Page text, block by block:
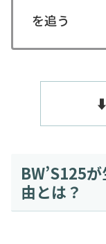
を追う
BW’S125
由とは？